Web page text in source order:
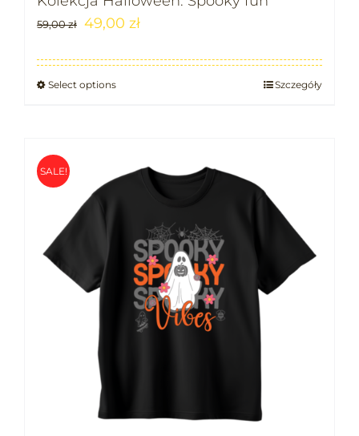
59,00zł 49,00 zł
Select options Szczegóły
SALE!